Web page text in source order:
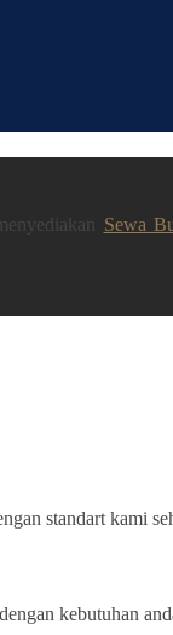
Sewa
standart kami
kebutuhan